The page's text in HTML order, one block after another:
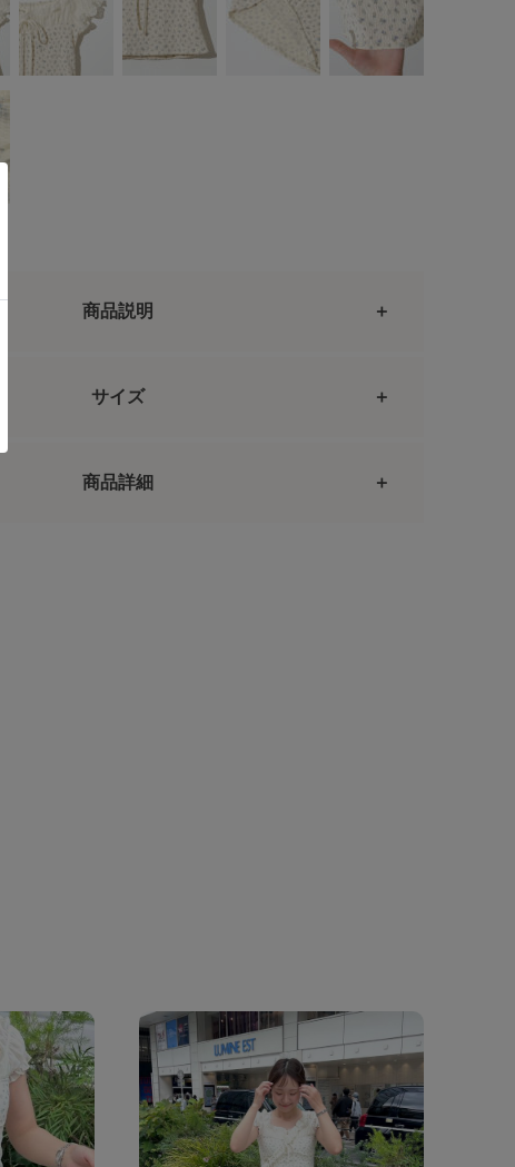
商品説明
サイズ
商品詳細